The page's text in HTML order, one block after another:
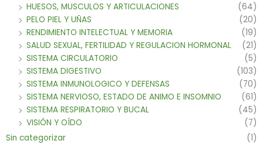
HUESOS, MUSCULOS Y ARTICULACIONES
(64)
PELO PIEL Y UÑAS
(20)
RENDIMIENTO INTELECTUAL Y MEMORIA
(19)
SALUD SEXUAL, FERTILIDAD Y REGULACION HORMONAL
(21)
SISTEMA CIRCULATORIO
(5)
SISTEMA DIGESTIVO
(103)
SISTEMA INMUNOLOGICO Y DEFENSAS
(70)
SISTEMA NERVIOSO, ESTADO DE ANIMO E INSOMNIO
(61)
SISTEMA RESPIRATORIO Y BUCAL
(45)
VISIÓN Y OÍDO
(7)
Sin categorizar
(1)